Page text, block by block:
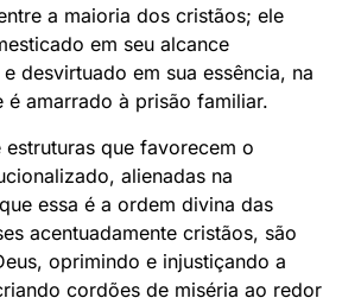
a maioria dos cristãos; ele
em seu alcance
desvirtuado em sua essência, na
é amarrado à prisão familiar.
estruturas que favorecem o
alienadas na
essa é a ordem divina das
acentuadamente cristãos, são
oprimindo e injustiçando a
cordões de miséria ao redor